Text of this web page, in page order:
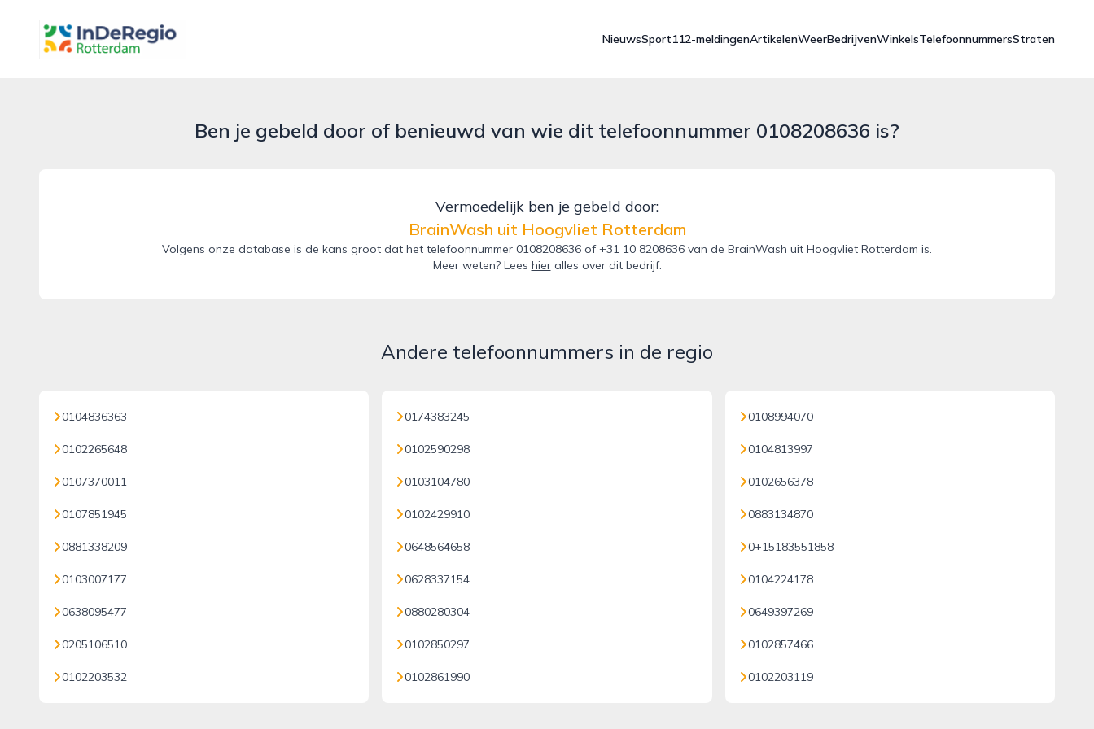
inderegiorotterdam.nl
NieuwsSport112-meldingenArtikelenWeerBedrijvenWinkelsTelefoonnummersStraten
Ben je gebeld door of benieuwd van wie dit telefoonnummer 0108208636 is?
Vermoedelijk ben je gebeld door:
BrainWash uit Hoogvliet Rotterdam
Volgens onze database is de kans groot dat het telefoonnummer 0108208636 of +31 10 8208636 van de BrainWash uit Hoogvliet Rotterdam is.
Meer weten? Lees hieralles over dit bedrijf.
Andere telefoonnummers in de regio
0104836363
0102265648
0107370011
0107851945
0881338209
0103007177
0638095477
0205106510
0102203532
0174383245
0102590298
0103104780
0102429910
0648564658
0628337154
0880280304
0102850297
0102861990
0108994070
0104813997
0102656378
0883134870
0+15183551858
0104224178
0649397269
0102857466
0102203119